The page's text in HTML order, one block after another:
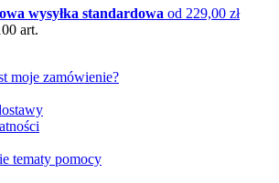
wysyłka standardowa od 229,00 zł
art.
moje zamówienie?
tematy pomocy